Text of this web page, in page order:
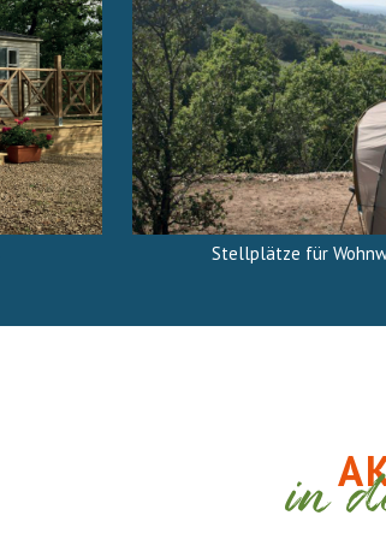
Stellplätze für
in